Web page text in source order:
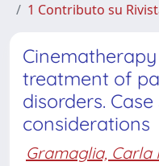
1 Contributo su
treatment of
disorders.
considerations
Gramaglia, Carla